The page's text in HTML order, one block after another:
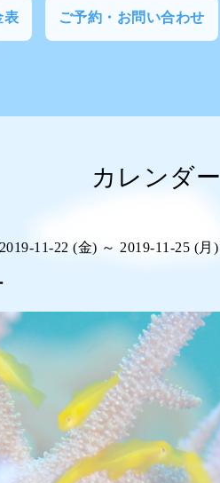
表 ご予約・お問い合わせ
カレンダー
2019-11-22 (金) ～ 2019-11-25 (月)